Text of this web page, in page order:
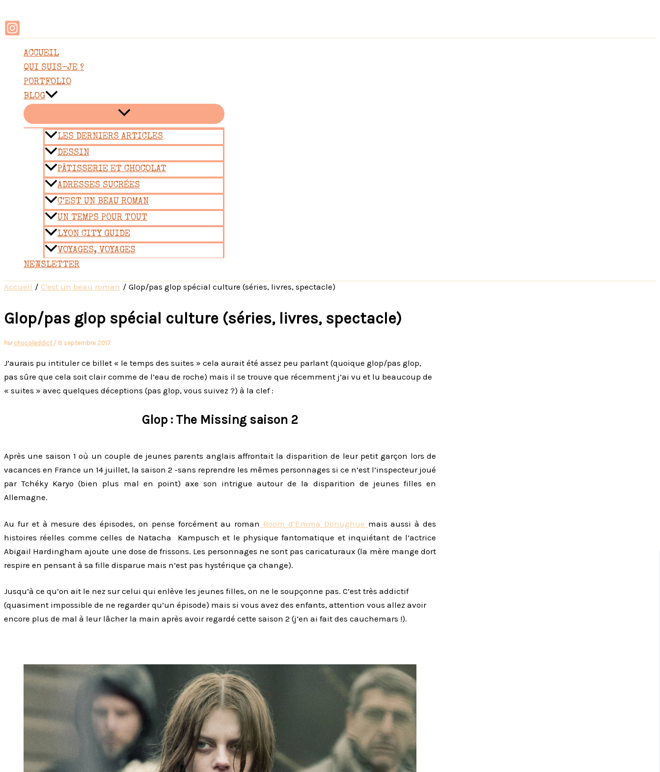
au
contenu
ACCUEIL
QUI SUIS-JE ?
PORTFOLIO
BLOG
LES DERNIERS ARTICLES
DESSIN
PÂTISSERIE ET CHOCOLAT
ADRESSES SUCRÉES
C’EST UN BEAU ROMAN
UN TEMPS POUR TOUT
LYON CITY GUIDE
VOYAGES, VOYAGES
NEWSLETTER
Accueil C'est un beau roman Glop/pas glop spécial culture (séries, livres, spectacle)
Glop/pas glop spécial culture (séries, livres, spectacle)
Par chocoladdict / 8 septembre 2017
J’aurais pu intituler ce billet « le temps des suites » cela aurait été assez peu parlant (quoique glop/pas glop,
pas sûre que cela soit clair comme de l’eau de roche) mais il se trouve que récemment j’ai vu et lu beaucoup de
« suites » avec quelques déceptions (pas glop, vous suivez ?) à la clef :
Glop : The Missing saison 2
Après une saison 1 où un couple de jeunes parents anglais affrontait la disparition de leur petit garçon lors de
vacances en France un 14 juillet, la saison 2 -sans reprendre les mêmes personnages si ce n’est l’inspecteur joué
par Tchéky Karyo (bien plus mal en point) axe son intrigue autour de la disparition de jeunes filles en
Allemagne.
Au fur et à mesure des épisodes, on pense forcément au roman Room d’Emma Donughue mais aussi à des
histoires réelles comme celles de Natacha Kampusch et le physique fantomatique et inquiétant de l’actrice
Abigail Hardingham ajoute une dose de frissons. Les personnages ne sont pas caricaturaux (la mère mange dort
respire en pensant à sa fille disparue mais n’est pas hystérique ça change).
Jusqu’à ce qu’on ait le nez sur celui qui enlève les jeunes filles, on ne le soupçonne pas. C’est très addictif
(quasiment impossible de ne regarder qu’un épisode) mais si vous avez des enfants, attention vous allez avoir
encore plus de mal à leur lâcher la main après avoir regardé cette saison 2 (j’en ai fait des cauchemars !).